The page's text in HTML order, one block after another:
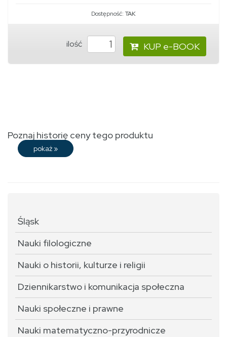
Dostępność: TAK
ilość KUP e-BOOK
Poznaj historię ceny tego produktu
pokaż »
Śląsk
Nauki filologiczne
Nauki o historii, kulturze i religii
Dziennikarstwo i komunikacja społeczna
Nauki społeczne i prawne
Nauki matematyczno-przyrodnicze